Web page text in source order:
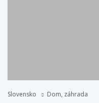
Slovensko Dom, záhrada